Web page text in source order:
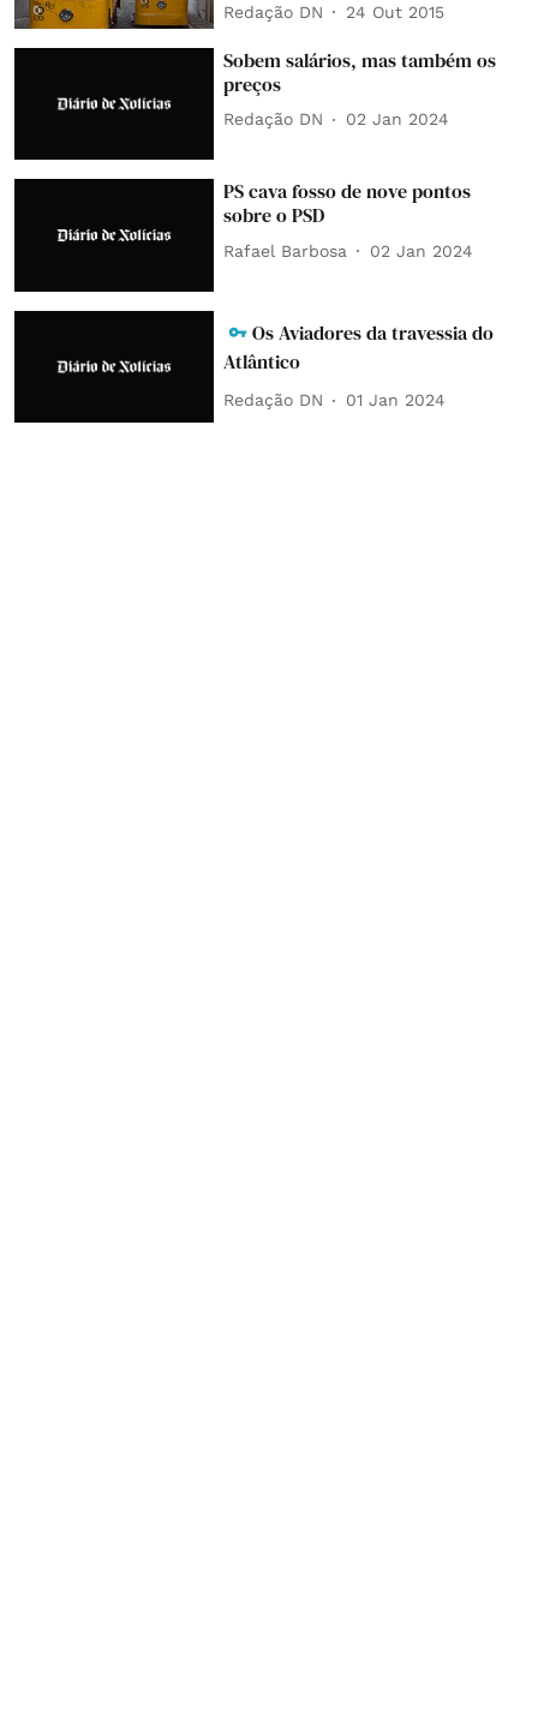
Redação DN 24 Out 2015
Sobem salários, mas também os
preços
Redação DN 02 Jan 2024
PS cava fosso de nove pontos
sobre o PSD
Rafael Barbosa 02 Jan 2024
Os Aviadores da travessia do
Atlântico
Redação DN 01 Jan 2024